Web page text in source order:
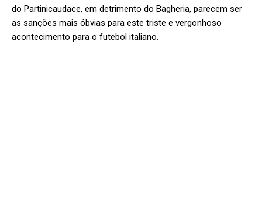
do Partinicaudace, em detrimento do Bagheria, parecem ser
as sanções mais óbvias para este triste e vergonhoso
acontecimento para o futebol italiano.